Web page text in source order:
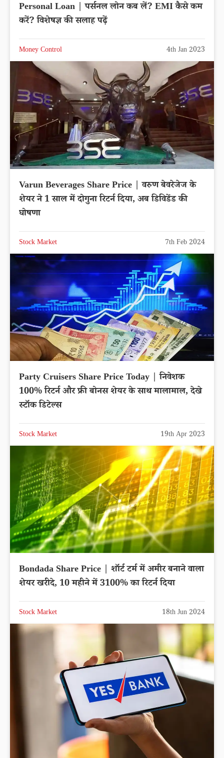
Personal Loan | पर्सनल लोन कब लें? EMI कैसे कम
करें? विशेषज्ञ की सलाह पढ़ें
Money Control 4th Jan 2023
Varun Beverages Share Price | वरुण बेवरेजेज के
शेयर ने 1 साल में दोगुना रिटर्न दिया, अब डिविडेंड की
घोषणा
Stock Market 7th Feb 2024
Party Cruisers Share Price Today | निवेशक
100% रिटर्न और फ्री बोनस शेयर के साथ मालामाल, देखे
स्टॉक डिटेल्स
Stock Market 19th Apr 2023
Bondada Share Price | शॉर्ट टर्म में अमीर बनाने वाला
शेयर खरीदे, 10 महीने में 3100% का रिटर्न दिया
Stock Market 18th Jun 2024